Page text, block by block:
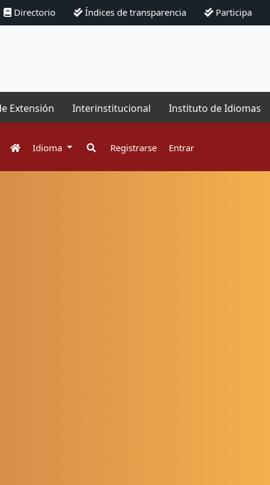
Directorio Índices de transparencia Participa
Extensión Interinstitucional Instituto de Idiomas
Idioma Registrarse Entrar